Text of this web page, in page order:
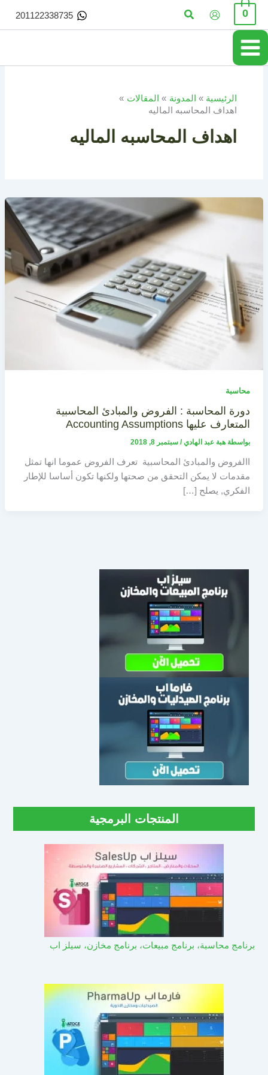
تخطي
المحتوى
0 البحث 201122338735
الرئيسية المدونة
المقالات
اهداف المحاسبه الماليه
اهداف المحاسبه الماليه
محاسبة
دورة المحاسبة : الفروض والمبادئ المحاسبية
المتعارف عليها Accounting Assumptions
بواسطة هبة عبد الهادي/ سبتمبر 8, 2018
االفروض والمبادئ المحاسبية تعرف الفروض عموما انها تمثل
مقدمات لا يمكن التحقق من صحتها ولكنها تكون أساسا للإطار
الفكري, يصلح […]
المنتجات البرمجية
برنامج محاسبة، برنامج مبيعات، برنامج مخازن، سيلز اب